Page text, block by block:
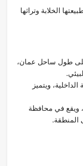
الخلابة وتراثها
طول ساحل عمان،
ويتميز
ويقع في محافظة
المنطقة.